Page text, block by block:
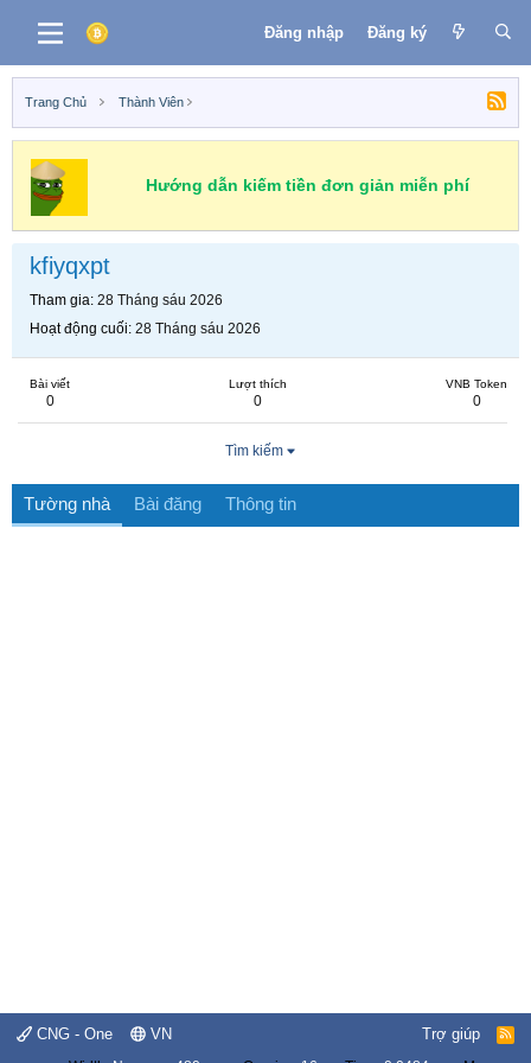
Đăng nhập Đăng ký
Trang Chủ Thành Viên
Hướng dẫn kiếm tiền đơn giản miễn phí
kfiyqxpt
Tham gia 28 Tháng sáu 2026
Hoạt động cuối 28 Tháng sáu 2026
Bài viết
0
Lượt thích
0
VNB Token
0
Tìm kiếm
Tường nhà Bài đăng Thông tin
CNG - One VN Trợ giúp
R